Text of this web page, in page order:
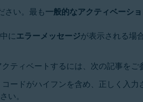
さい。最も一般的なアクティベーシ
にエラーメッセージが表示される場
クティベートするには、次の記事をご
ードがハイフンを含め、正しく入
い。